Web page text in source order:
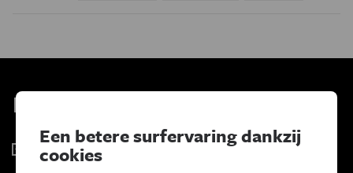
Kies je nieuwsbrief
Eos Wetenschap
2 x week
Een betere surfervaring dankzij
cookies